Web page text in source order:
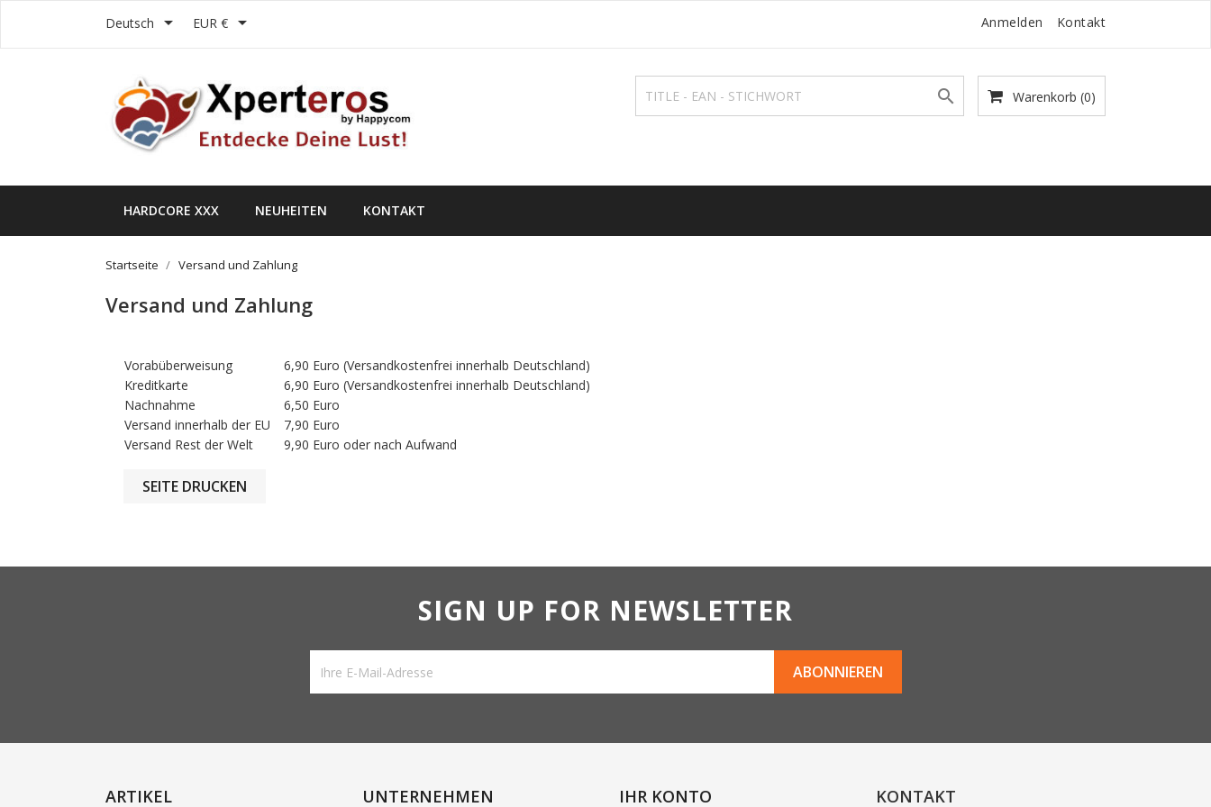
Deutsch  EUR €  Anmelden Kontakt
Warenkorb (0)

HARDCORE XXX NEUHEITEN KONTAKT
Startseite Versand und Zahlung
Versand und Zahlung
Vorabüberweisung
6,90 Euro (Versandkostenfrei innerhalb Deutschland)
Kreditkarte
6,90 Euro (Versandkostenfrei innerhalb Deutschland)
Nachnahme
6,50 Euro
Versand innerhalb der EU
7,90 Euro
Versand Rest der Welt
9,90 Euro oder nach Aufwand
SIGN UP FOR NEWSLETTER
ARTIKEL UNTERNEHMEN IHR KONTO KONTAKT